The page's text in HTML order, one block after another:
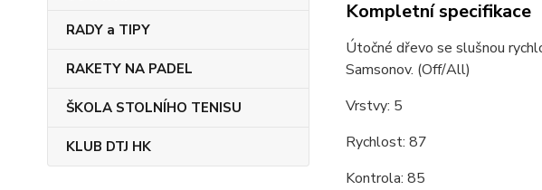
RADY a TIPY
RAKETY NA PADEL
ŠKOLA STOLNÍHO TENISU
KLUB DTJ HK
Kompletní specifikace
Útočné dřevo se slušnou
Samsonov. (Off/All)
Vrstvy: 5
Rychlost: 87
Kontrola: 85